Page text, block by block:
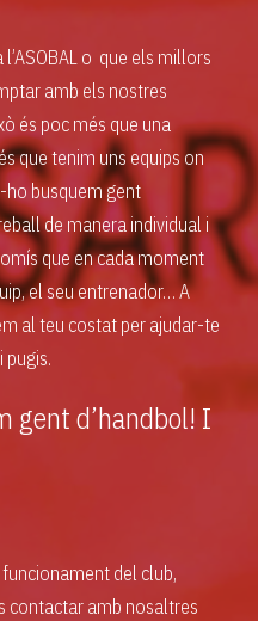
o que els millors
amb els nostres
és poc més que una
que tenim uns equips on
ho busquem gent
de manera individual i
que en cada moment
el seu entrenador… A
al teu costat per ajudar-te
pugis.
gent d’handbol! I
del club,
contactar amb nosaltres